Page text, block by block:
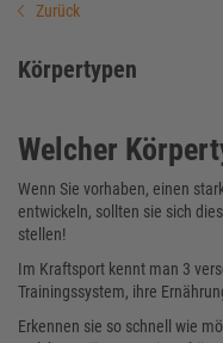
Zurück
Körpertypen
Welcher
Wenn Sie vorhaben, einen
entwickeln, sollten sie sich
stellen!
Im Kraftsport kennt man 3
Trainingssystem, ihre
Erkennen sie so schnell wie